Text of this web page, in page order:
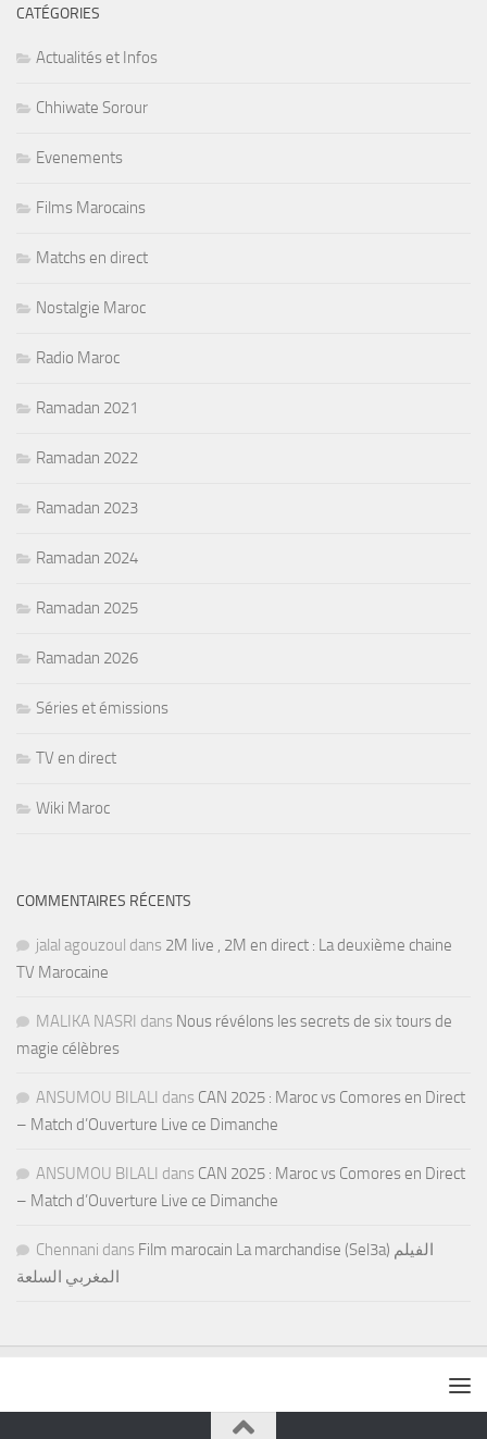
CATÉGORIES
Actualités et Infos
Chhiwate Sorour
Evenements
Films Marocains
Matchs en direct
Nostalgie Maroc
Radio Maroc
Ramadan 2021
Ramadan 2022
Ramadan 2023
Ramadan 2024
Ramadan 2025
Ramadan 2026
Séries et émissions
TV en direct
Wiki Maroc
COMMENTAIRES RÉCENTS
jalal agouzoul dans 2M live , 2M en direct : La deuxième chaine
TV Marocaine
MALIKA NASRI dans Nous révélons les secrets de six tours de
magie célèbres
ANSUMOU BILALI dans CAN 2025 : Maroc vs Comores en Direct
– Match d’Ouverture Live ce Dimanche
ANSUMOU BILALI dans CAN 2025 : Maroc vs Comores en Direct
– Match d’Ouverture Live ce Dimanche
Chennani dans Film marocain La marchandise (Sel3a) الفيلم
المغربي السلعة